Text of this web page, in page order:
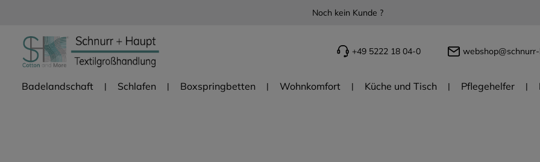
Noch kein Kunde ?
+49 5222 18 04-0
Badelandschaft Schlafen Boxspringbetten Wohnkomfort Küche und Tisch Pflegehelfer